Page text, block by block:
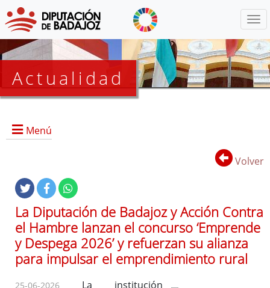
Actualidad
Menú
Noticias
Lista
de
distribución
Volver
La Diputación de Badajoz y Acción Contra
el Hambre lanzan el concurso ‘Emprende
y Despega 2026’ y refuerzan su alianza
para impulsar el emprendimiento rural
25-06-2026 La institución